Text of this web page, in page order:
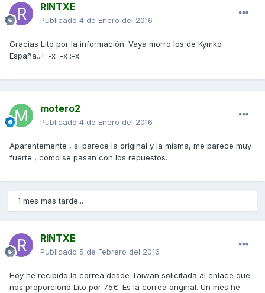
RINTXE
Publicado 4 de Enero del 2016
Gracias Lito por la información. Vaya morro los de Kymko
España...! :-x :-x :-x
motero2
Publicado 4 de Enero del 2016
Aparentemente , si parece la original y la misma, me parece muy
fuerte , como se pasan con los repuestos.
1 mes más tarde...
RINTXE
Publicado 5 de Febrero del 2016
Hoy he recibido la correa desde Taiwan solicitada al enlace que
nos proporcionó Lito por 75€. Es la correa original. Un mes he